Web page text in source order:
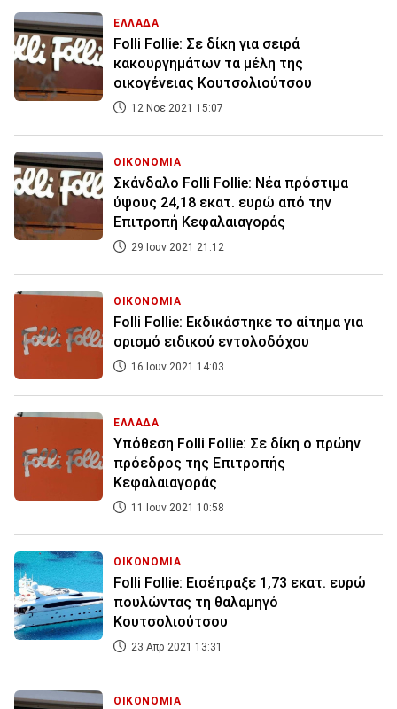
ΕΛΛΑΔΑ
Folli Follie: Σε δίκη για σειρά
κακουργημάτων τα μέλη της
οικογένειας Κουτσολιούτσου
12 Νοε 2021 15:07
ΟΙΚΟΝΟΜΙΑ
Σκάνδαλο Folli Follie: Νέα πρόστιμα
ύψους 24,18 εκατ. ευρώ από την
Επιτροπή Κεφαλαιαγοράς
29 Ιουν 2021 21:12
ΟΙΚΟΝΟΜΙΑ
Folli Follie: Εκδικάστηκε το αίτημα για
ορισμό ειδικού εντολοδόχου
16 Ιουν 2021 14:03
ΕΛΛΑΔΑ
Υπόθεση Folli Follie: Σε δίκη ο πρώην
πρόεδρος της Επιτροπής
Κεφαλαιαγοράς
11 Ιουν 2021 10:58
ΟΙΚΟΝΟΜΙΑ
Folli Follie: Εισέπραξε 1,73 εκατ. ευρώ
πουλώντας τη θαλαμηγό
Κουτσολιούτσου
23 Απρ 2021 13:31
ΟΙΚΟΝΟΜΙΑ